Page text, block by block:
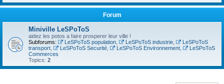
Forum
Miniville LeSPoToS
aidez les potos a faire prosperer leur ville !
Subforums:
LeSPoToS population, LeSPoToS industrie,
LeSPoToS
transport
LeSPoToS Securité, LeSPoToS Environnement,
LeSPoToS
Commerces
Topics: 2